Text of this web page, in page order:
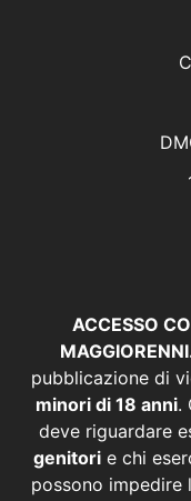
ACCESSO
pubblicazione di
minori di 18 anni.
deve riguardare
genitorie chi
possono